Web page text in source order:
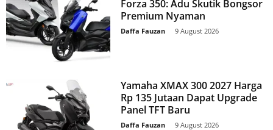
Forza 350: Adu Skutik Bongsor
Premium Nyaman
Daffa Fauzan 9 August 2026
Yamaha XMAX 300 2027 Harga
Rp 135 Jutaan Dapat Upgrade
Panel TFT Baru
Daffa Fauzan 9 August 2026